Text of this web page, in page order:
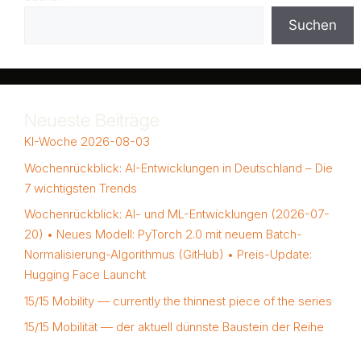
Suchen
Neueste Beiträge
KI-Woche 2026-08-03
Wochenrückblick: AI-Entwicklungen in Deutschland – Die
7 wichtigsten Trends
Wochenrückblick: AI- und ML-Entwicklungen (2026-07-
20) • Neues Modell: PyTorch 2.0 mit neuem Batch-
Normalisierung-Algorithmus (GitHub) • Preis-Update:
Hugging Face Launcht
15/15 Mobility — currently the thinnest piece of the series
15/15 Mobilität — der aktuell dünnste Baustein der Reihe